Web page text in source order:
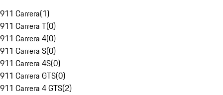
911 Carrera(1)
911 Carrera T(0)
911 Carrera 4(0)
911 Carrera S(0)
911 Carrera 4S(0)
911 Carrera GTS(0)
911 Carrera 4 GTS(2)